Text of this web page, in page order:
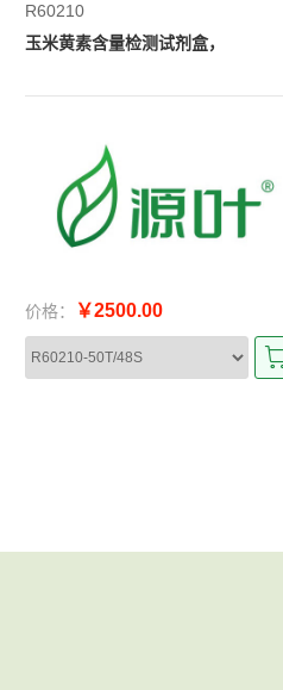
R60210
玉米黄素含量检测试剂盒，
价格： ￥2500.00